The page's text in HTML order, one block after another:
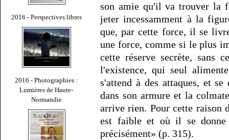
2016 - Perspectives libres
2016 - Photographies :
Lumières de Haute-
Normandie
son amie qu'il va trouver la
jeter incessamment à la
que, par cette force, il se
une force, comme si le plus
cette réserve secrète, sans
l'existence, qui seul
s'attend à des attaques, et
dans son armure et la
arrive rien. Pour cette
est faible et où il se
précisément» (p. 315).